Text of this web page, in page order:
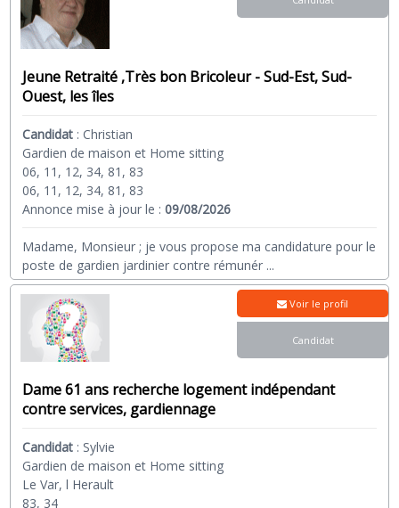
Jeune Retraité ,Très bon Bricoleur - Sud-Est, Sud-
Ouest, les îles
Candidat : Christian
Gardien de maison et Home sitting
06, 11, 12, 34, 81, 83
06, 11, 12, 34, 81, 83
Annonce mise à jour le :09/08/2026
Madame, Monsieur ; je vous propose ma candidature pour le
poste de gardien jardinier contre rémunér ...
Dame 61 ans recherche logement indépendant
contre services, gardiennage
Candidat : Sylvie
Gardien de maison et Home sitting
Le Var, l Herault
83, 34
Voir le profil
Candidat